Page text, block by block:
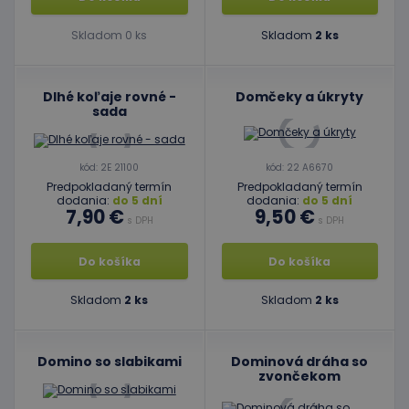
Skladom 0 ks Skladom 2 ks
Dlhé koľaje rovné -
sada
kód: 2E 21100
Predpokladaný termín
dodania: do 5 dní
7,90 € s DPH
Do košíka
Skladom 2 ks
Domčeky a úkryty
kód: 22 A6670
Predpokladaný termín
dodania: do 5 dní
9,50 € s DPH
Do košíka
Skladom 2 ks
Domino so slabikami
Dominová dráha so
zvončekom
súhlasu
PHPSESSID
PHP.net
www.educaplay.sk
Cookies
relácie
Toto je
Google Privacy Policy